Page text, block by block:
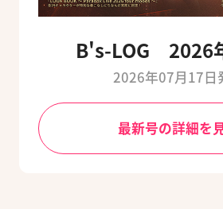
B's-LOG 2026
2026年07月17日
最新号の詳細を